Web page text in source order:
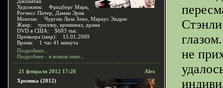
Художник: Фридберг Марк,
Рогнесс Питер, Даман Эрик
Монтаж: Чургин Лиза Зено, Маркус Эндрю
Жанр: триллер, криминал, драма
DVD в США: $683 тыс.
Премьера (мир): 15.01.2009
Время: 1 час 41 минута
Подробнее...
Подробнее - в новом окне...
21 февраля 2012 17:26
Alex
Хроника (2012)
не